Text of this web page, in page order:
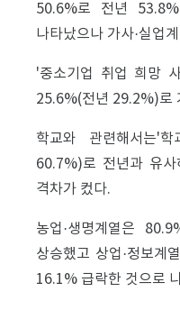
50.6%로 전년
나타났으나 가사·실업
'중소기업 취업 희망
25.6%(전년 29.2%)로
학교와 관련해서는'학
60.7%)로 전년과 유사
격차가 컸다.
농업·생명계열은
상승했고 상업·정보계
16.1% 급락한 것으로